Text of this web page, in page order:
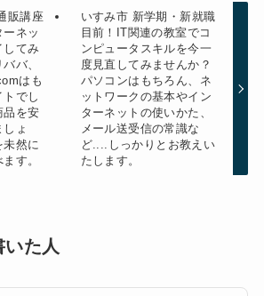
販講座
ネッ
してみ
バ、
はも
でし
品を安
ょ
未然に
す。
いすみ市 新学期・新就職
目前！IT関連の教室でコ
ンピュータスキルを今一
度見直してみませんか？
パソコンはもちろん、ネ
ットワークの基本やイン
ターネットの使いかた、
メール送受信の常識な
ど....しっかりとお教えい
たします。
た人